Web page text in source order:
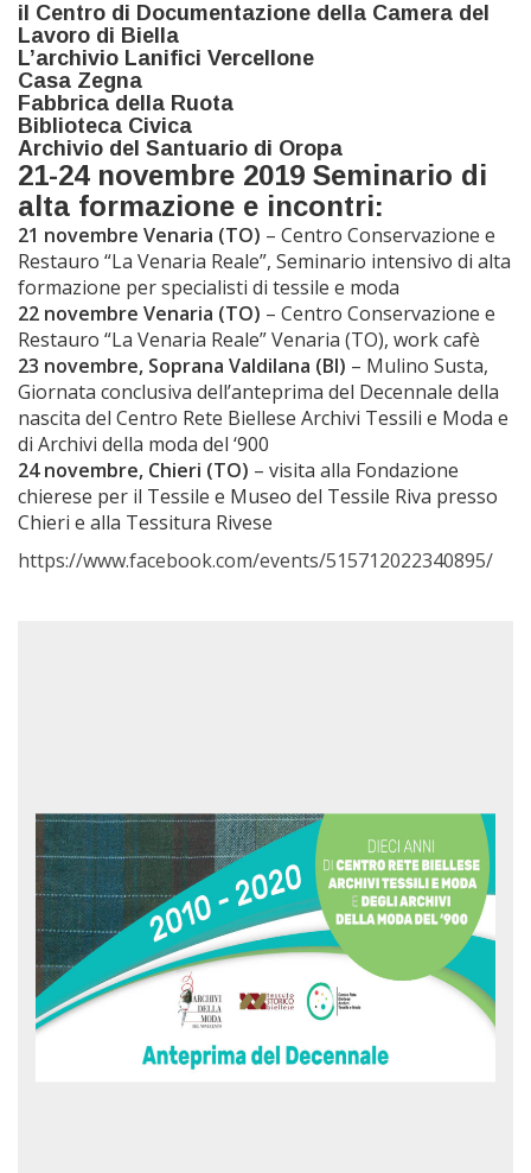
il Centro di Documentazione della Camera del
Lavoro di Biella
L’archivio Lanifici Vercellone
Casa Zegna
Fabbrica della Ruota
Biblioteca Civica
Archivio del Santuario di Oropa
21-24 novembre 2019 Seminario di
alta formazione e incontri:
21 novembre Venaria (TO) – Centro Conservazione e
Restauro “La Venaria Reale”, Seminario intensivo di alta
formazione per specialisti di tessile e moda
22 novembre Venaria (TO) – Centro Conservazione e
Restauro “La Venaria Reale” Venaria (TO), work cafè
23 novembre, Soprana Valdilana (BI) – Mulino Susta,
Giornata conclusiva dell’anteprima del Decennale della
nascita del Centro Rete Biellese Archivi Tessili e Moda e
di Archivi della moda del ‘900
24 novembre, Chieri (TO) – visita alla Fondazione
chierese per il Tessile e Museo del Tessile Riva presso
Chieri e alla Tessitura Rivese
https://www.facebook.com/events/515712022340895/